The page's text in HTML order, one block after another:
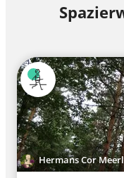
Hermans Cor